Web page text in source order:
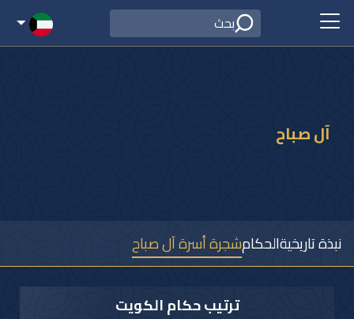
آل صباح
نبذة تاريخيةالحكامشجرة أسرة آل صباح
ترتيب حكام الكويت